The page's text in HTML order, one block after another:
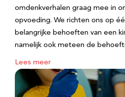
omdenkverhalen graag mee in
opvoeding. We richten ons op
belangrijke behoeften van een
namelijk ook meteen de
Lees meer